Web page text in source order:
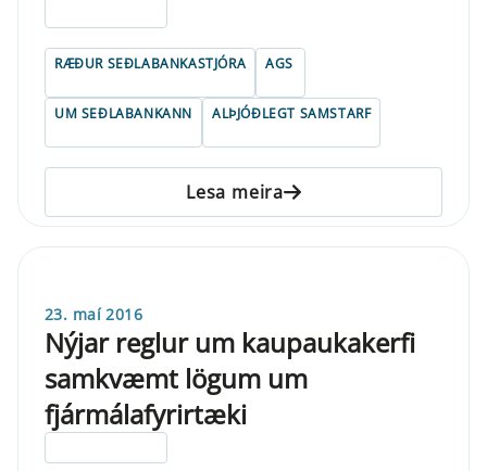
RÆÐUR SEÐLABANKASTJÓRA AGS
UM SEÐLABANKANN ALÞJÓÐLEGT SAMSTARF
Lesa meira
23. maí 2016
Nýjar reglur um kaupaukakerfi
samkvæmt lögum um
fjármálafyrirtæki